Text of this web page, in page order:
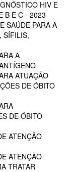
HIV E
B E C - 2023
SAÚDE PARA A
SÍFILIS,
A
ATUAÇÃO
DE ÓBITO
DE ÓBITO
ATENÇÃO
ATENÇÃO
TRATAR